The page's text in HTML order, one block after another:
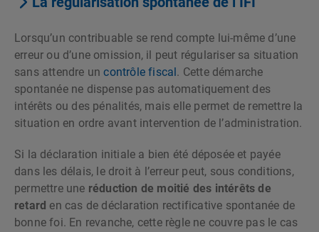
Lorsqu’un contribuable se rend compte lui-même d’une
erreur ou d’une omission, il peut régulariser sa situation
sans attendre uncontrôle fiscal. Cette démarche
spontanée ne dispense pas automatiquement des
intérêts ou des pénalités, mais elle permet de remettre la
situation en ordre avant intervention de l’administration.
Si la déclaration initiale a bien été déposée et payée
dans les délais, le droit à l’erreur peut, sous conditions,
permettre une réduction de moitié des intérêts de
retard en cas de déclaration rectificative spontanée de
bonne foi. En revanche, cette règle ne couvre pas le cas